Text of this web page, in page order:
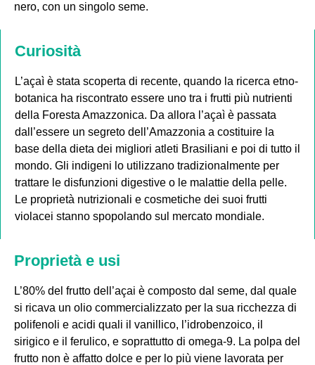
nero, con un singolo seme.
Curiosità
L’açaì è stata scoperta di recente, quando la ricerca etno-
botanica ha riscontrato essere uno tra i frutti più nutrienti
della Foresta Amazzonica. Da allora l’açaì è passata
dall’essere un segreto dell’Amazzonia a costituire la
base della dieta dei migliori atleti Brasiliani e poi di tutto il
mondo. Gli indigeni lo utilizzano tradizionalmente per
trattare le disfunzioni digestive o le malattie della pelle.
Le proprietà nutrizionali e cosmetiche dei suoi frutti
violacei stanno spopolando sul mercato mondiale.
Proprietà e usi
L’80% del frutto dell’açai è composto dal seme, dal quale
si ricava un olio commercializzato per la sua ricchezza di
polifenoli e acidi quali il vanillico, l’idrobenzoico, il
sirigico e il ferulico, e soprattutto di omega-9. La polpa del
frutto non è affatto dolce e per lo più viene lavorata per